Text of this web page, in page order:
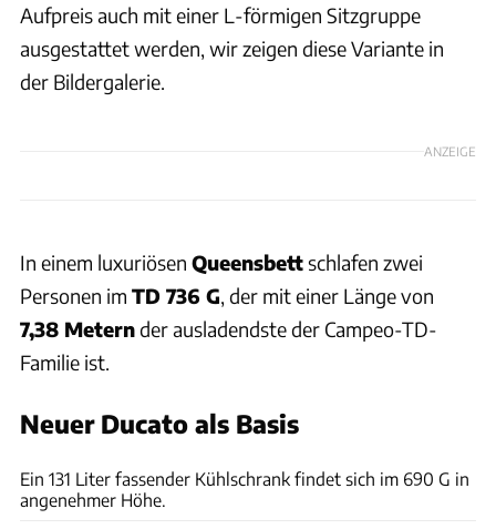
Aufpreis auch mit einer L-förmigen Sitzgruppe
ausgestattet werden, wir zeigen diese Variante in
der Bildergalerie.
ANZEIGE
In einem luxuriösen Queensbettschlafen zwei
Personen im TD 736 G, der mit einer Länge von
7,38 Meternder ausladendste der Campeo-TD-
Familie ist.
Neuer Ducato als Basis
Ein 131 Liter fassender Kühlschrank findet sich im 690 G in
angenehmer Höhe.